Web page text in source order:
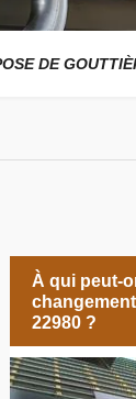
22
À qui peut-
22980 ?